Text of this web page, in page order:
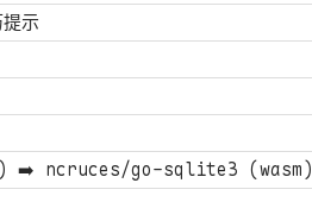
示
➡️ ncruces/go-sqlite3 (wasm)